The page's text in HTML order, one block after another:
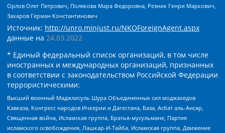
Орлов Олег Петрович, Полякова Мара Федоровна, Резник Генри Маркович,
Захаров Герман Константинович
Источник: http://unro.minjust.ru/NKOForeignAgent.aspx
данные на 24.03.2022
* Единый федеральный список организаций, в том числе
иностранных и международных организаций, признанных
в соответствии с законодательством Российской Федерации
террористическими:
Высший военный Маджлисуль Шура Объединенных сил моджахедов
Кавказа, Конгресс народов Ичкерии и Дагестана, База, Асбат аль-Ансар,
Священная война, Исламская группа, Братья-мусульмане, Партия
исламского освобождения, Лашкар-И-Тайба, Исламская группа, Движение